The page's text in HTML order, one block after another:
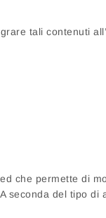
tali contenuti
che permette di
seconda del tipo di